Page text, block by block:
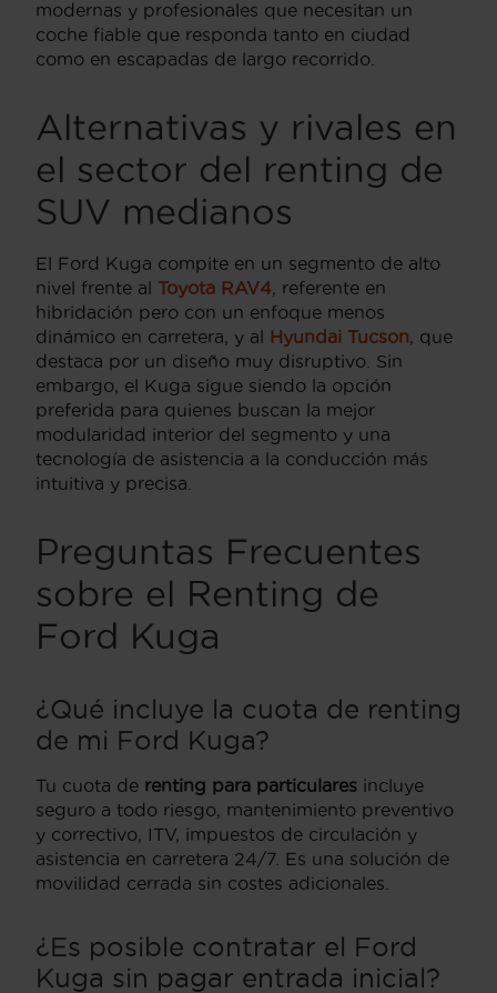
modernas y profesionales que necesitan un
coche fiable que responda tanto en ciudad
como en escapadas de largo recorrido.
Alternativas y rivales en
el sector del renting de
SUV medianos
El Ford Kuga compite en un segmento de alto
nivel frente al Toyota RAV4, referente en
hibridación pero con un enfoque menos
dinámico en carretera, y al Hyundai Tucson, que
destaca por un diseño muy disruptivo. Sin
embargo, el Kuga sigue siendo la opción
preferida para quienes buscan la mejor
modularidad interior del segmento y una
tecnología de asistencia a la conducción más
intuitiva y precisa.
Preguntas Frecuentes
sobre el Renting de
Ford Kuga
¿Qué incluye la cuota de renting
de mi Ford Kuga?
Tu cuota de renting para particulares incluye
seguro a todo riesgo, mantenimiento preventivo
y correctivo, ITV, impuestos de circulación y
asistencia en carretera 24/7. Es una solución de
movilidad cerrada sin costes adicionales.
¿Es posible contratar el Ford
Kuga sin pagar entrada inicial?